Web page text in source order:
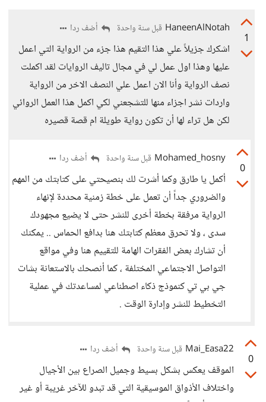
1
HaneenAlNotah قبل سنة واحدة أضف ردا
اشكرك جزيلاً علي هذا التقيم هذا جزء من الرواية التي اعمل
عليها وهذا اول عمل لي في مجال تاليف الروايات لقد اكملت
نصف الرواية وأنا الان اعمل علي النصف الاخر من الرواية
واردات نشر اجزاء منها للتشجعني لكي اكمل هذا العمل الروائي
لكن هل تراء لها أن تكون رواية طويلة ام قصة قصيره
0
Mohamed_hosny قبل سنة واحدة أضف ردا
أكمل يا طارق وكما أشرت لك بنصيحتي على كتابتك من المهم
والضروري جداً أن تعمل على خطة زمنية محددة لإنهاء
الرواية مرفقة بخطة أخرى للنشر حتى لا يضيع مجهودك
سدى ، ولا تحرق معظم كتابتك هنا بدافع الحماس .. يمكنك
أن تشارك بعض الفقرات الهامة للتقييم هنا وفي مواقع
التواصل الاجتماعي المختلفة ، كما أنصحك بالاستعانة بشات
جي بي تي كنموذج ذكاء اصطناعي لمساعدتك في عملية
التخطيط للنشر وإدارة الوقت .
0
Mai_Easa22 قبل سنة واحدة أضف ردا
الموقف يعكس بشكل بسيط وجميل الصراع بين الأجيال
واختلاف الأذواق الموسيقية التي قد تبدو للآخر غريبة أو غير